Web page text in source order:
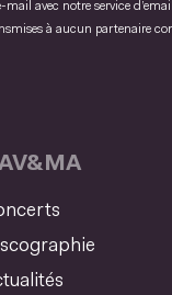
mail avec notre service
à aucun partenaire